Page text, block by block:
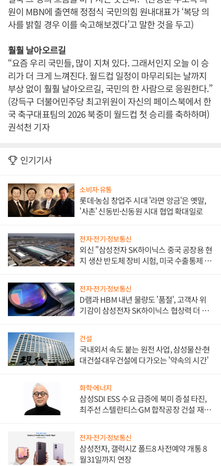
원이 MBN에 출연해 정점식 국민의힘 원내대표가 ‘복당 의
사를 밝힐 경우 이를 숙고해보겠다’고 말한 것을 두고)
훨훨 날아오르길
“요즘 우리 국민들, 많이 지쳐 있다. 그래서인지 오늘 이 승
리가 더 크게 느껴진다. 월드컵 일정이 마무리되는 날까지
부상 없이 훨훨 날아오르길, 국민의 한 사람으로 응원한다.”
(강득구 더불어민주당 최고위원이 자신의 페이스북에서 한
국 축구대표팀의 2026 북중미 월드컵 첫 승리를 축하하며)
권석천 기자
인기기사
소비자·유통
롯데·농심 창업주 시대 '라면 앙금'은 옛말,
'사촌' 신동빈·신동원 시대 협업 확대일로
전자·전기·정보통신
외신 "삼성전자 SK하이닉스 중국 공장용 현
지 생산 반도체 장비 시험, 미국 수출통제 대
전자·전기·정보통신
D램과 HBM 내년 물량도 '품절', 고객사 위
기감이 삼성전자 SK하이닉스 협상력 더 키
건설
국내외서 속도 붙는 원전 사업, 삼성물산·현
대건설·대우건설에 다가오는 '약속의 시간'
화학·에너지
삼성SDI ESS 수요 급증에 북미 증설 타진,
최주선 스텔란티스·GM 합작공장 건설 재추
전자·전기·정보통신
삼성전자, 갤럭시Z 폴드8 사전예약 개통 8
월31일까지 연장